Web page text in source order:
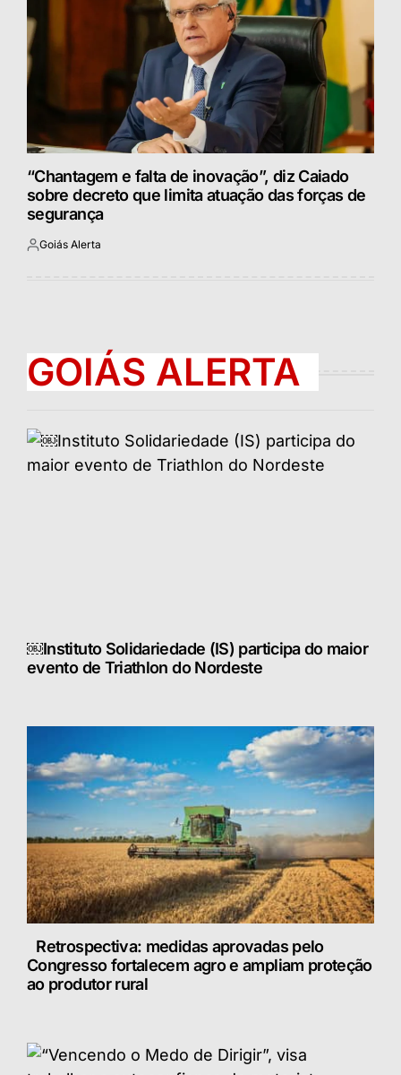
“Chantagem e falta de inovação”, diz Caiado
sobre decreto que limita atuação das forças de
segurança
Postado
Goiás Alerta
GOIÁS ALERTA
￼Instituto Solidariedade (IS) participa do maior
evento de Triathlon do Nordeste
Retrospectiva: medidas aprovadas pelo
Congresso fortalecem agro e ampliam proteção
ao produtor rural